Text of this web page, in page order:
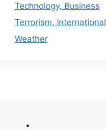
Technology, Business
Terrorism, International
Weather